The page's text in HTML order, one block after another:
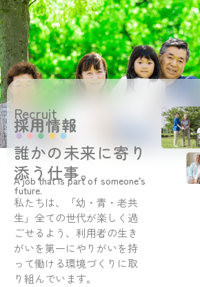
Recruit
採用情報
誰かの未来に寄り
添う仕事。
A job that is part of someone’s
future.
私たちは、「幼・青・老共
生」全ての世代が楽しく過
ごせるよう、利用者の生き
がいを第一にやりがいを持
って働ける環境づくりに取
り組んでいます。